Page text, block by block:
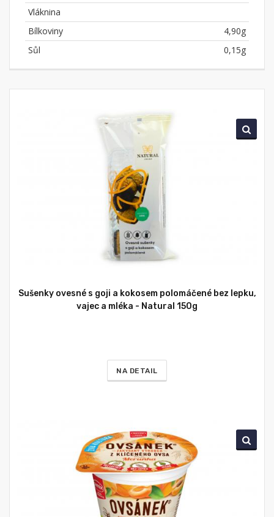
Vláknina
Bílkoviny
4,90g
Sůl
0,15g
Sušenky ovesné s goji a kokosem polomáčené bez lepku,
vajec a mléka - Natural 150g
NA DETAIL